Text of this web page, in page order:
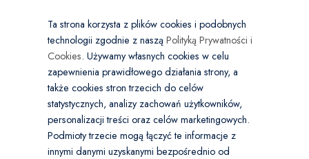
Wybierz kategorię
Antykwariat(0)
Open submenu
Stara biżuteria(0)
×
Kraj PL
PLN
Antyki i Kolekcje Antyki Stare oświetlenie
Ta strona korzysta z plików cookies i podobnych
technologii zgodnie z nasząPolityką Prywatności i
Cookies. Używamy własnych cookies w celu
zapewnienia prawidłowego działania strony, a
także cookies stron trzecich do celów
statystycznych, analizy zachowań użytkowników,
personalizacji treści oraz celów marketingowych.
Podmioty trzecie mogą łączyć te informacje z
innymi danymi uzyskanymi bezpośrednio od